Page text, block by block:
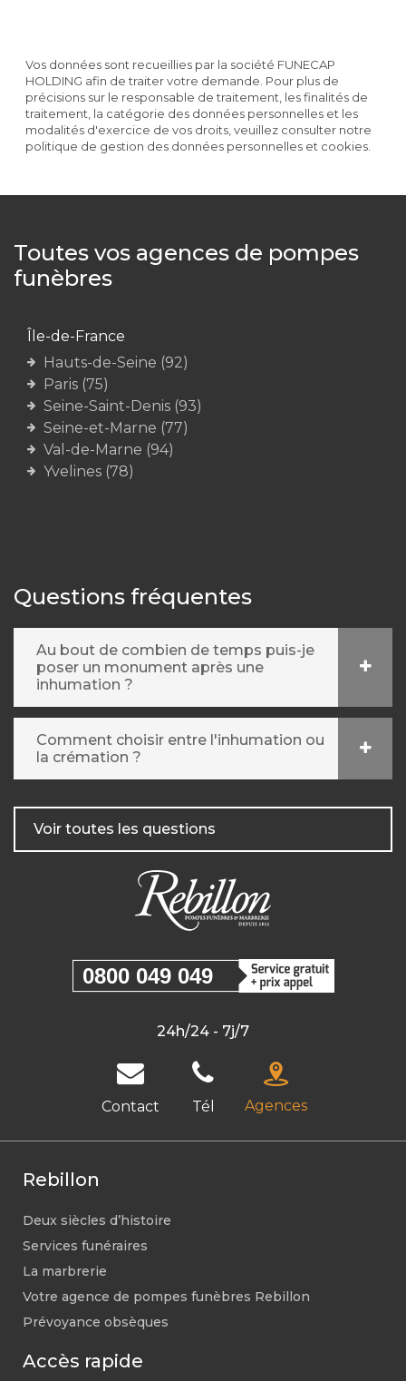
Vos données sont recueillies par la société FUNECAP
HOLDING afin de traiter votre demande. Pour plus de
précisions sur le responsable de traitement, les finalités de
traitement, la catégorie des données personnelles et les
modalités d'exercice de vos droits, veuillez consulter notre
politique de gestion des données personnelles et cookies.
Toutes vos agences de pompes
funèbres
Île-de-France
Hauts-de-Seine (92)
Paris (75)
Seine-Saint-Denis (93)
Seine-et-Marne (77)
Val-de-Marne (94)
Yvelines (78)
Questions fréquentes
Au bout de combien de temps puis-je
poser un monument après une
inhumation ?
Comment choisir entre l'inhumation ou
la crémation ?
Voir toutes les questions
0800 049 049
24h/24 - 7j/7
Contact Tél Agences
Rebillon
Deux siècles d’histoire
Services funéraires
La marbrerie
Votre agence de pompes funèbres Rebillon
Prévoyance obsèques
Accès rapide